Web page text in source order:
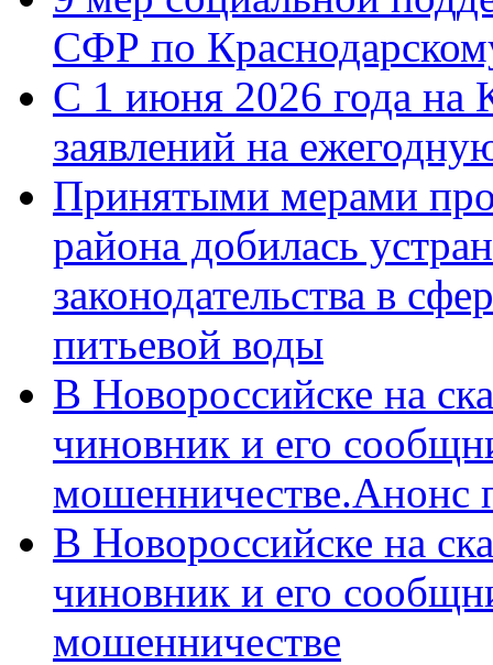
СФР по
С 1 июня 2026 года на
заявлений на
Принятыми мерами
района добилась
законодательства в
питьевой воды
В Новороссийске на
чиновник и его
мошенничестве.Анонс
В Новороссийске на
чиновник и его
мошенничестве